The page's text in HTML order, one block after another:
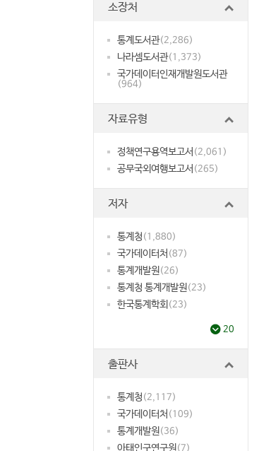
소장처
통계도서관(2,286)
나라셈도서관(1,373)
국가데이터인재개발원도서관
(964)
자료유형
정책연구용역보고서 (2,061)
공무국외여행보고서 (265)
저자
통계청 (1,880)
국가데이터처 (87)
통계개발원 (26)
통계청 통계개발원 (23)
한국통계학회 (23)
20
출판사
통계청 (2,117)
국가데이터처 (109)
통계개발원 (36)
아태인구연구원 (7)